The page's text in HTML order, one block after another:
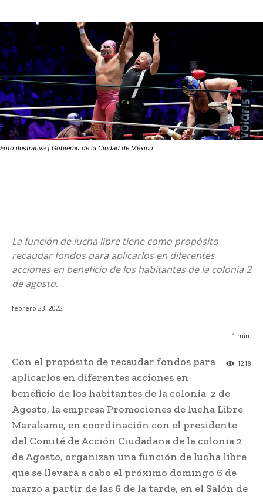
Foto ilustrativa | Gobierno de la Ciudad de México
La función de lucha libre tiene como propósito
recaudar fondos para aplicarlos en diferentes
acciones en beneficio de los habitantes de la colonia 2
de agosto.
febrero 23, 2022
1 min.
1218
Con el propósito de recaudar fondos para
aplicarlos en diferentes acciones en
beneficio de los habitantes de la colonia 2 de
Agosto, la empresa Promociones de lucha Libre
Marakame, en coordinación con el presidente
del Comité de Acción Ciudadana de la colonia 2
de Agosto, organizan una función de lucha libre
que se llevará a cabo el próximo domingo 6 de
marzo a partir de las 6 de la tarde, en el Salón de